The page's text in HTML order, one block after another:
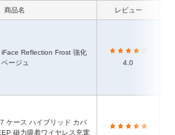
商品名 レビュー
ージュ
4.0
磁力吸着ワイヤレス充電